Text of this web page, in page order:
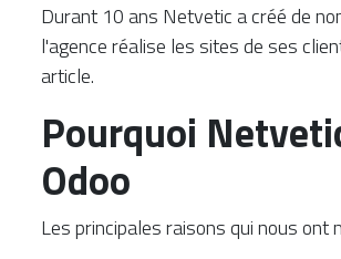
Durant 10 ans Netvetic a créé de
l'agence réalise les sites de ses
article.
Pourquoi
Odoo
Les principales raisons qui nous ont